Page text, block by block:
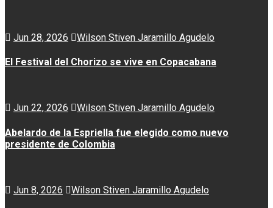
Jun 28, 2026 Wilson Stiven Jaramillo Agudelo
El Festival del Chorizo se vive en Copacabana
Jun 22, 2026 Wilson Stiven Jaramillo Agudelo
Abelardo de la Espriella fue elegido como nuevo
presidente de Colombia
Jun 8, 2026 Wilson Stiven Jaramillo Agudelo